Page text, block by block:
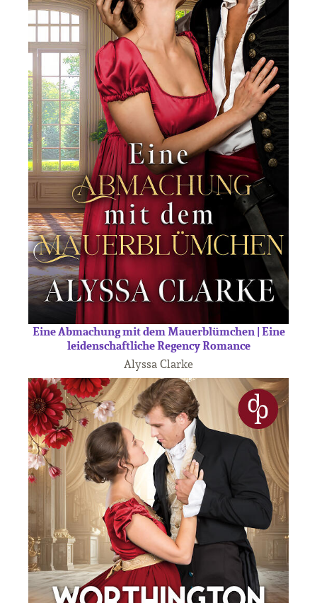
Eine Abmachung mit dem Mauerblümchen | Eine
leidenschaftliche Regency Romance
Alyssa Clarke